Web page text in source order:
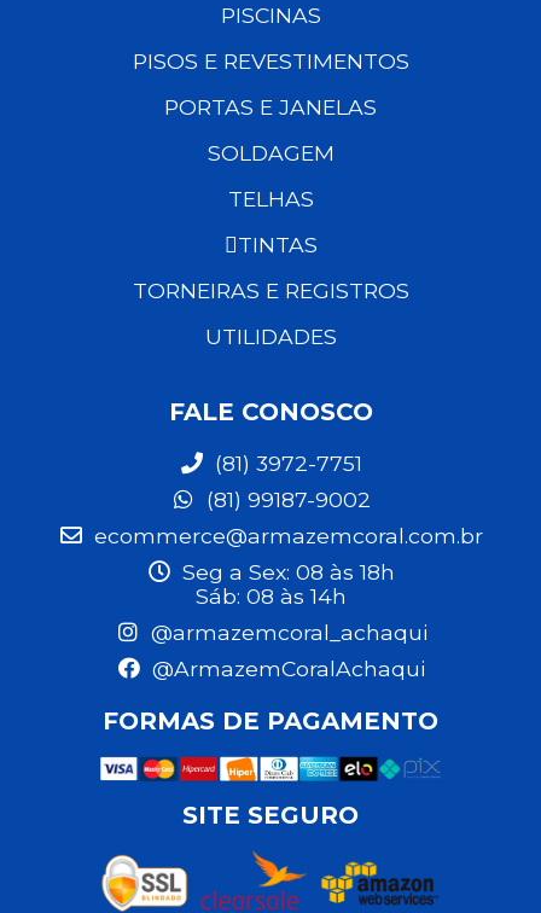
PISCINAS
PISOS E REVESTIMENTOS
PORTAS E JANELAS
SOLDAGEM
TELHAS
TINTAS
TORNEIRAS E REGISTROS
UTILIDADES
FALE CONOSCO
(81) 3972-7751
(81) 99187-9002
ecommerce@armazemcoral.com.br
Seg a Sex: 08 às 18h
Sáb: 08 às 14h
@armazemcoral_achaqui
@ArmazemCoralAchaqui
FORMAS DE PAGAMENTO
SITE SEGURO